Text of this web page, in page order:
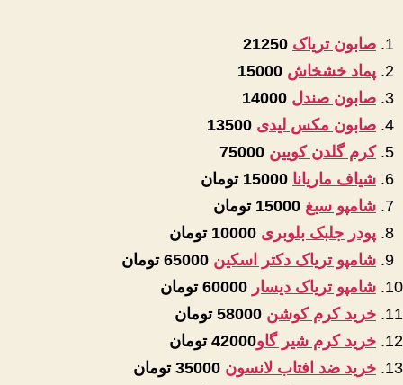
صابون تریاک
پماد خشخاش
صابون صندل
صابون مکس لیدی
کرم گلدن کویین
شیاف ماریانا
شامپو سبغ
پودر جلبک بلوبری
شامپو تریاک دکتر اسکین
شامپو تریاک دیسار
خرید کرم کوشن
خرید کرم شیر گاو42000 تومان
خرید ضد افتاب لانسون